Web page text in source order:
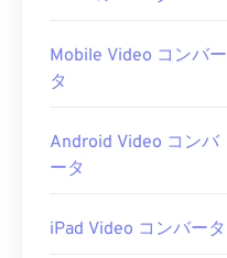
Mobile Video コンバー
タ
Android Video コンバ
ータ
iPad Video コンバータ